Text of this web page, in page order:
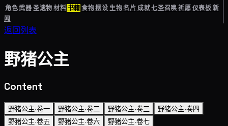
角色武器圣遗物材料书籍食物摆设生物名片成就七圣召唤祈愿仪表板新
闻
返回列表
野猪公主
Content
野猪公主·卷一 野猪公主·卷二 野猪公主·卷三
野猪公主·卷四
野猪公主·卷五
野猪公主·卷六 野猪公主·卷七